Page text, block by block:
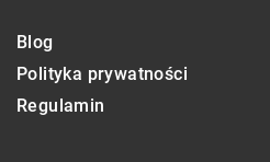
Blog
Polityka prywatności
Regulamin